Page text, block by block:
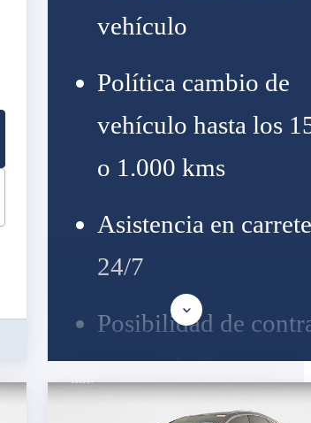
vehículo
Política cambio de
vehículo hasta los
o 1.000 kms
Asistencia en
24/7
Posibilidad de
mantenimiento,
accesorios